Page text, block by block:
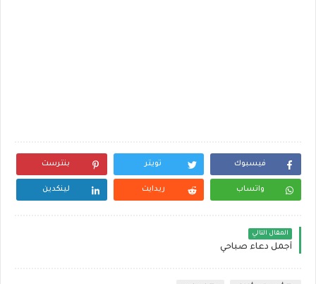
فيسبوك تويتر بنترست
واتساب ريدايت لينكدين
المقال التالي
أجمل دعاء صباحي